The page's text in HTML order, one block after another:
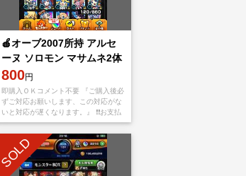
🍎オーブ2007所持 アルセ
ーヌ ソロモン マサムネ2体
ヤクモ2体🍎
800円
即購入ＯＫコメント不要 『ご購入後必
ずご対応お願いします、この対応がな
いと対応が遅くなります。』 ❗️❗️お支払
い後、アプリをappStoreもしくは
Googleplayから【捨てメアド】と
SOLD